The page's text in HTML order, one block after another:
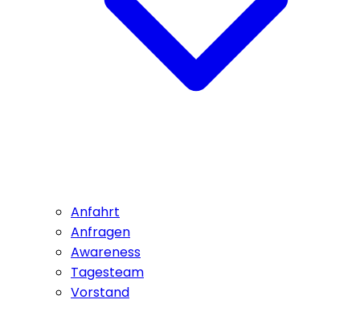
Anfahrt
Anfragen
Awareness
Tagesteam
Vorstand